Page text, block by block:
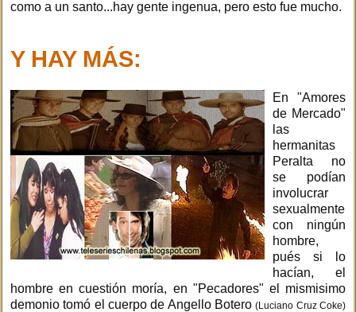
como a un santo...hay gente ingenua, pero esto fue mucho.
Y HAY MÁS:
En "Amores
de Mercado"
las
hermanitas
Peralta no
se podían
involucrar
sexualmente
con ningún
hombre,
pués si lo
hacían, el
hombre en cuestión moría, en "Pecadores" el mismisimo
demonio tomó el cuerpo de Angello Botero(Luciano Cruz Coke)